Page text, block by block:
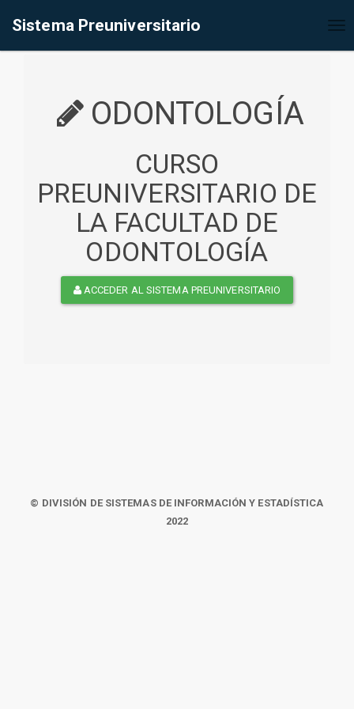
Sistema Preuniversitario
ODONTOLOGÍA
CURSO
PREUNIVERSITARIO DE
LA FACULTAD DE
ODONTOLOGÍA
ACCEDER AL SISTEMA PREUNIVERSITARIO
© DIVISIÓN DE SISTEMAS DE INFORMACIÓN Y ESTADÍSTICA
2022